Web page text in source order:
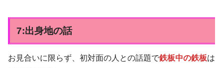
7:出身地の話
お見合いに限らず、初対面の人との話題で鉄板中の鉄板は